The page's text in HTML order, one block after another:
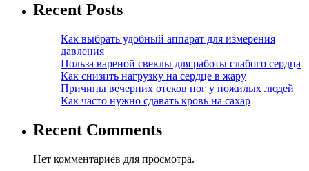
Recent Posts
Как выбрать удобный аппарат для измерения
давления
Польза вареной свеклы для работы слабого сердца
Как снизить нагрузку на сердце в жару
Причины вечерних отеков ног у пожилых людей
Как часто нужно сдавать кровь на сахар
Recent Comments
Нет комментариев для просмотра.